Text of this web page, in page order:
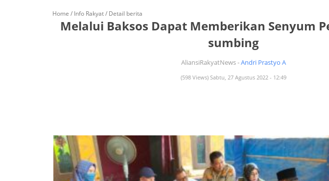
Home / Info Rakyat/ Detail berita
Melalui Baksos Dapat Memberikan Senyum
sumbing
AliansiRakyatNews -Andri Prastyo A
(598 Views) Sabtu, 27 Agustus 2022 - 12:49